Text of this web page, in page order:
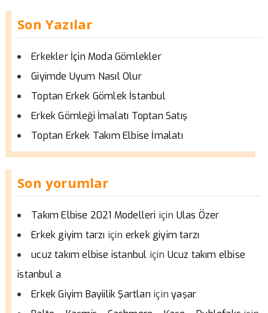
Son Yazılar
Erkekler İçin Moda Gömlekler
Giyimde Uyum Nasıl Olur
Toptan Erkek Gömlek İstanbul
Erkek Gömleği İmalatı Toptan Satış
Toptan Erkek Takım Elbise İmalatı
Son yorumlar
Takım Elbise 2021 Modelleri için Ulas Özer
Erkek giyim tarzı için erkek giyim tarzı
ucuz takım elbise istanbul için Ucuz takım elbise
istanbul a
Erkek Giyim Bayiilik Şartları içinyaşar